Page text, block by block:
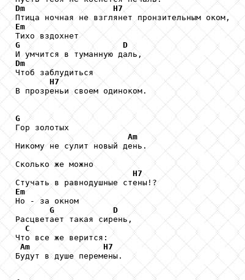
Dm
H7
Em
G
D
Dm
Чтоб заблудиться
H7
В прозреньи своем одиноком.
G
Гор золотых
Am
Никому не сулит новый день.
Сколько же можно
H7
Em
Но - за окном
G
D
Расцветает такая сирень,
C
Что все же верится:
Am
H7
Будут в душе перемены.